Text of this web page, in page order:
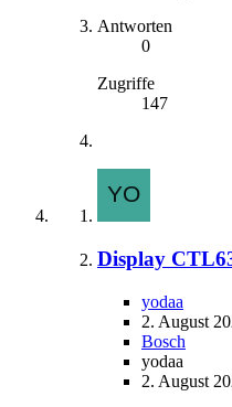
Antworten
0
Zugriffe
147
Display
yodaa
2. August
Bosch
yodaa
2. August